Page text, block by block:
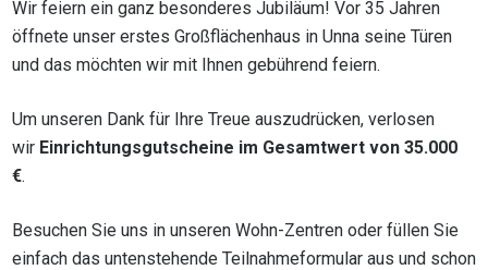
Wir feiern ein ganz besonderes Jubiläum! Vor 35 Jahren
öffnete unser erstes Großflächenhaus in Unna seine Türen
und das möchten wir mit Ihnen gebührend feiern.
Um unseren Dank für Ihre Treue auszudrücken, verlosen
wir Einrichtungsgutscheine im Gesamtwert von 35.000
€.
Besuchen Sie uns in unseren Wohn-Zentren oder füllen Sie
einfach das untenstehende Teilnahmeformular aus und schon